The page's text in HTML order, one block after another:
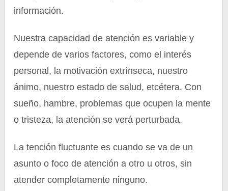
información.
Nuestra capacidad de atención es variable y
depende de varios factores, como el interés
personal, la motivación extrínseca, nuestro
ánimo, nuestro estado de salud, etcétera. Con
sueño, hambre, problemas que ocupen la mente
o tristeza, la atención se verá perturbada.
La tención fluctuante es cuando se va de un
asunto o foco de atención a otro u otros, sin
atender completamente ninguno.